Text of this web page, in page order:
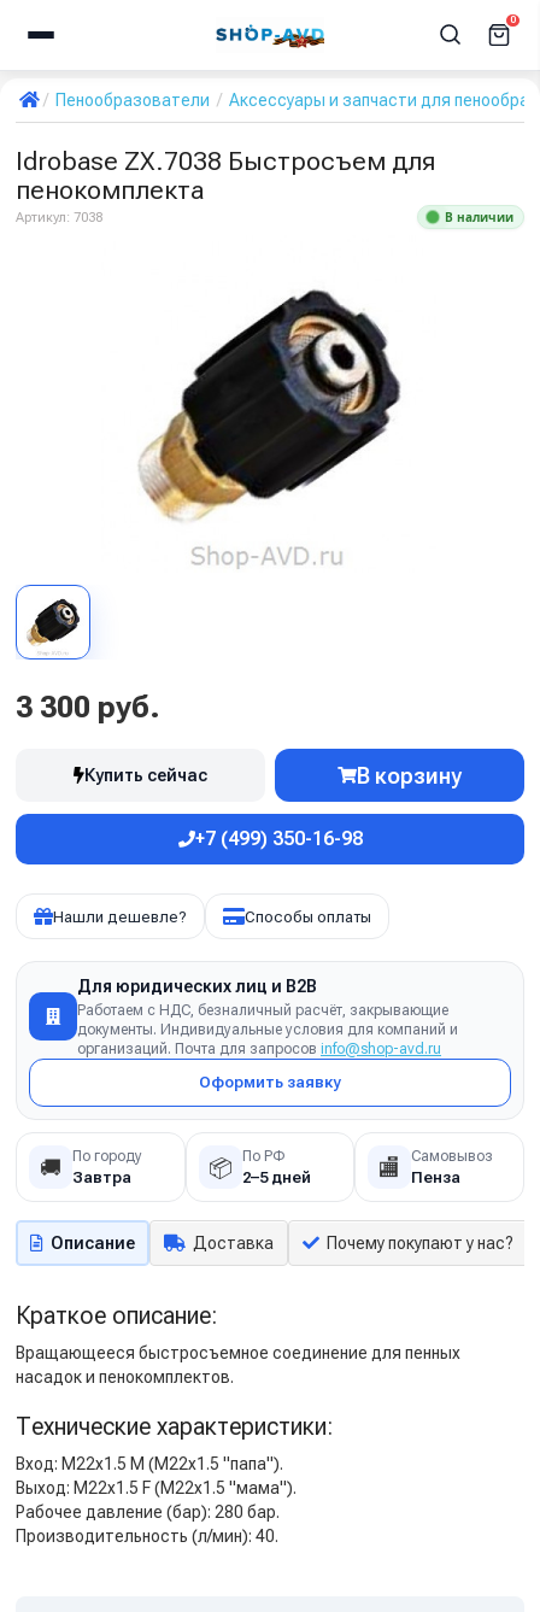
0
Пенообразователи Аксессуары и запчасти для
Idrobase ZX.7038 Быстросъем для
пенокомплекта
Артикул: 7038 В наличии
3 300 руб.
Купить сейчас В корзину
+7 (499) 350-16-98
Нашли дешевле? Способы оплаты
Для юридических лиц и B2B
Работаем с НДС, безналичный расчёт, закрывающие
документы. Индивидуальные условия для компаний и
организаций. Почта для запросов info@shop-avd.ru
Оформить заявку
🚚 По городу
Завтра 📦 По РФ
2–5 дней 🏬 Самовывоз
Пенза
Описание Доставка Почему покупают у нас?
Краткое описание:
Вращающееся быстросъемное соединение для пенных
насадок и пенокомплектов.
Технические характеристики:
Вход: M22x1.5 M (М22х1.5 "папа").
Выход: M22x1.5 F (M22x1.5 "мама").
Рабочее давление (бар): 280 бар.
Производительность (л/мин): 40.